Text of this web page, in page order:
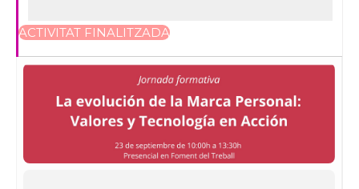
ACTIVITAT FINALITZADA